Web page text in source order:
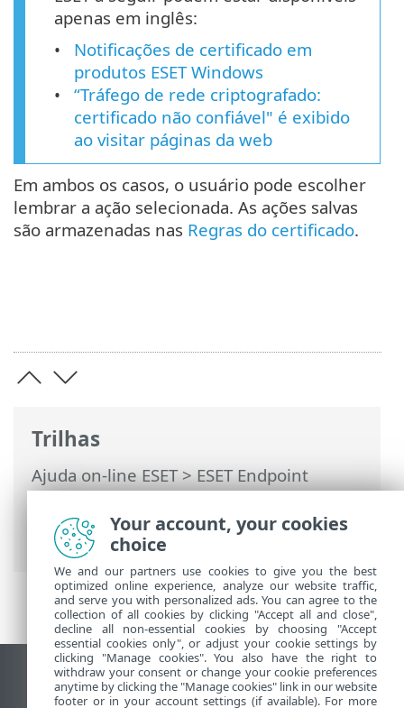
Trilhas
Ajuda on-line ESET>ESET Endpoint
Security>Configuração avançada>
Proteções>SSL/TLS> Tráfego de rede
criptografado
apenas em inglês:
Notificações de certificado em
produtos ESET Windows
“Tráfego de rede criptografado:
certificado não confiável" é exibido
ao visitar páginas da web
Em ambos os casos, o usuário pode escolher
lembrar a ação selecionada. As ações salvas
são armazenadas nas Regras do certificado.
Ver site para desktop
Your account, your cookies
choice
We and our partners use cookies to give you the best
optimized online experience, analyze our website traffic,
and serve you with personalized ads. You can agree to the
collection of all cookies by clicking "Accept all and close",
decline all non-essential cookies by choosing "Accept
essential cookies only", or adjust your cookie settings by
clicking "Manage cookies". You also have the right to
withdraw your consent or change your cookie preferences
anytime by clicking the "Manage cookies" link in our website
footer or in your account settings (if available). For more